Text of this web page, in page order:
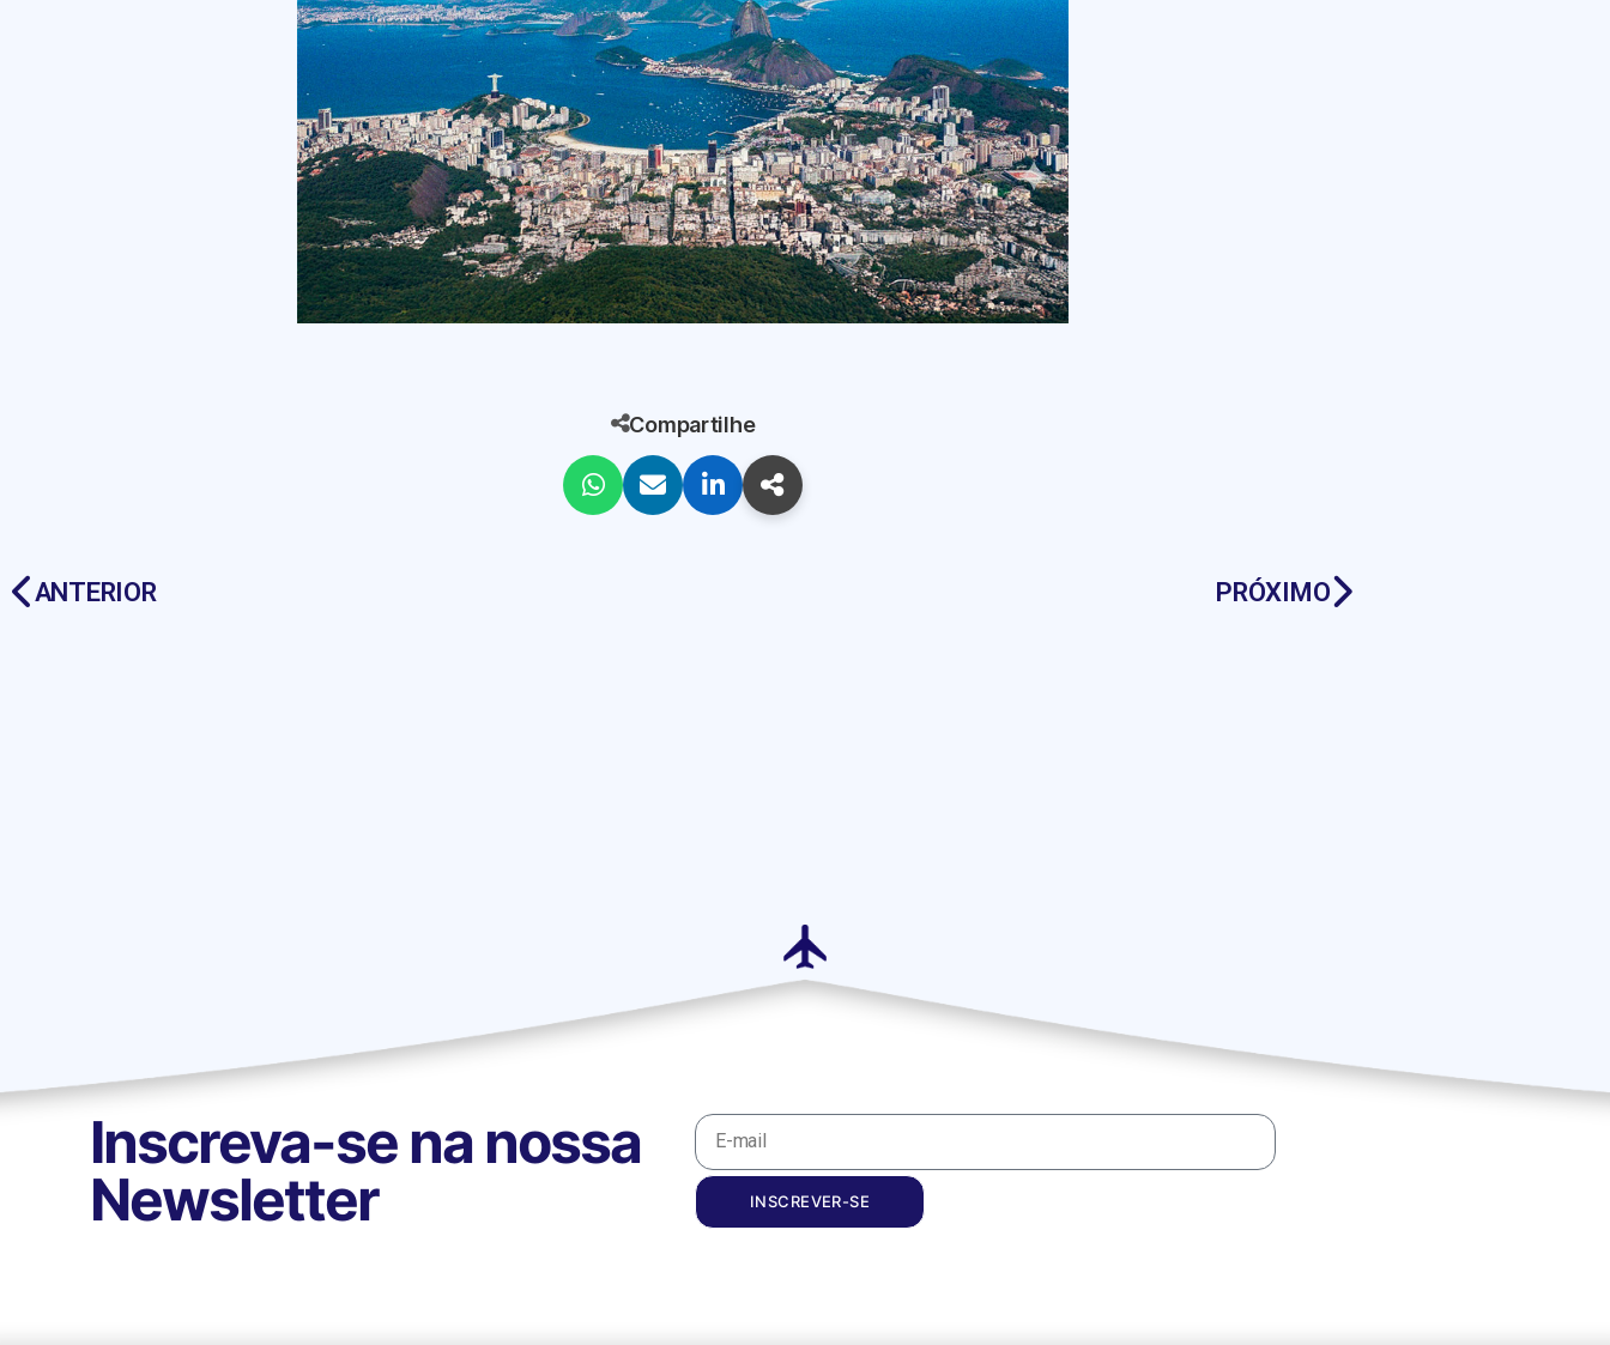
Compartilhe
ANTERIOR PRÓXIMO
Inscreva-se na nossa
Newsletter
INSCREVER-SE